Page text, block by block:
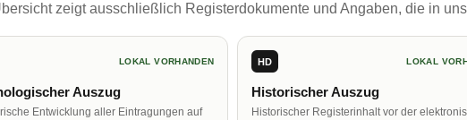
zeigt ausschließlich Registerdokumente und Angaben, die in
LOKAL VORHANDEN
Auszug
Entwicklung aller Eintragungen auf
HD LOKAL
Historischer Auszug
Historischer Registerinhalt vor der